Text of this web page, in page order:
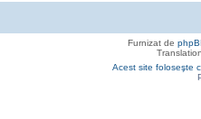
Furnizat de
Acest site foloseşte